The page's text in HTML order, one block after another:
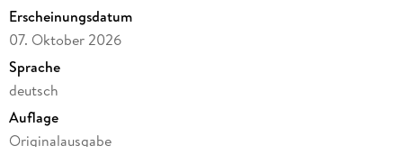
Erscheinungsdatum
07. Oktober 2026
Sprache
deutsch
Auflage
Originalausgabe